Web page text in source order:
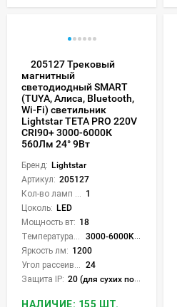
205127 Трековый
магнитный
светодиодный SMART
(TUYA, Алиса, Bluetooth,
Wi-Fi) светильник
Lightstar TETA PRO 220V
CRI90+ 3000-6000К
560Лм 24° 9Вт
Бренд: Lightstar
Артикул: 205127
Кол-во ламп или LED: 1
Цоколь: LED
Мощность вт: 18
Температура света:
3000-6000K (плавная рег.)
Яркость лм: 1200
Угол рассеивания света °: 24
Защита IP: 20 (для сухих пом.)
НАЛИЧИЕ: 155 ШТ.